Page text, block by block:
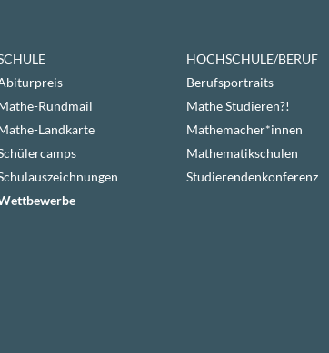
Rundmail
Landkarte
HOCHSCHULE/BERUF
Berufsportraits
Mathe Studieren?!
Mathemacher*innen
Mathematikschulen
Studierendenkonferenz